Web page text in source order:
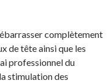
complètement
de tête ainsi que les
professionnel du
stimulation des